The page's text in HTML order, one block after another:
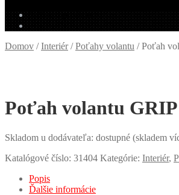
0.00 € 0 produktov
Domov /Interiér/Poťahy volantu /Poťah
Poťah volantu
Skladom u dodávateľa: dostupné (skladem
Katalógové číslo: 31404 Kategórie: Interiér,
Popis
Ďalšie informácie